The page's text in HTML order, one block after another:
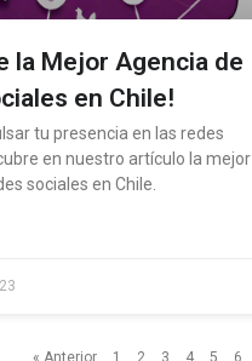
la Mejor Agencia de
en Chile!
tu presencia en las redes
en nuestro artículo la mejor
sociales en Chile.
« Anterior 1 2 3 4 5 6